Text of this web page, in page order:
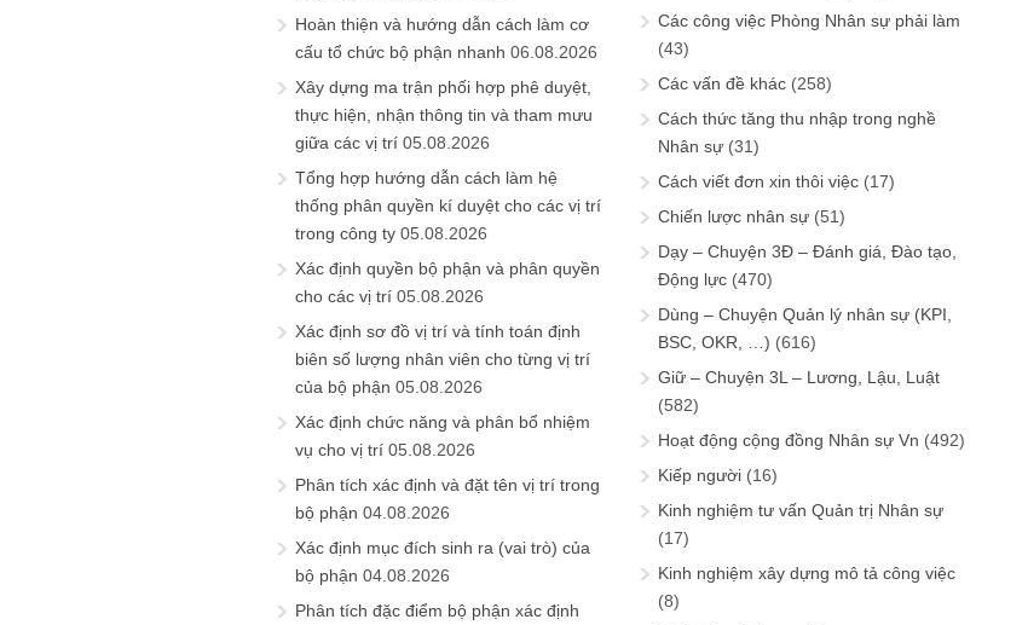
Hoàn thiện và hướng dẫn cách làm cơ
cấu tổ chức bộ phận nhanh 06.08.2026
Xây dựng ma trận phối hợp phê duyệt,
thực hiện, nhận thông tin và tham mưu
giữa các vị trí 05.08.2026
Tổng hợp hướng dẫn cách làm hệ
thống phân quyền kí duyệt cho các vị trí
trong công ty 05.08.2026
Xác định quyền bộ phận và phân quyền
cho các vị trí 05.08.2026
Xác định sơ đồ vị trí và tính toán định
biên số lượng nhân viên cho từng vị trí
của bộ phận 05.08.2026
Xác định chức năng và phân bổ nhiệm
vụ cho vị trí 05.08.2026
Phân tích xác định và đặt tên vị trí trong
bộ phận 04.08.2026
Xác định mục đích sinh ra (vai trò) của
bộ phận 04.08.2026
Phân tích đặc điểm bộ phận xác định
Các công việc Phòng Nhân sự phải làm
(43)
Các vấn đề khác (258)
Cách thức tăng thu nhập trong nghề
Nhân sự (31)
Cách viết đơn xin thôi việc (17)
Chiến lược nhân sự (51)
Dạy – Chuyện 3Đ – Đánh giá, Đào tạo,
Động lực (470)
Dùng – Chuyện Quản lý nhân sự (KPI,
BSC, OKR, …) (616)
Giữ – Chuyện 3L – Lương, Lậu, Luật
(582)
Hoạt động cộng đồng Nhân sự Vn (492)
Kiếp người (16)
Kinh nghiệm tư vấn Quản trị Nhân sự
(17)
Kinh nghiệm xây dựng mô tả công việc
(8)